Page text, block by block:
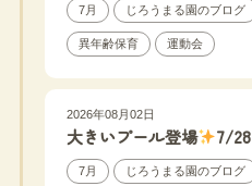
7月 じろうまる園のブログ
異年齢保育 運動会
2026年08月02日
大きいプール登場 7/28
7月 じろうまる園のブログ